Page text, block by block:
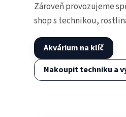
Zároveň provozujeme
shop s technikou,
Akvárium na klíč
Nakoupit techniku a